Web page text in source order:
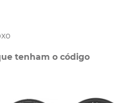
tenham o código